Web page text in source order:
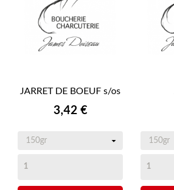
JARRET DE BOEUF s/os
Prix
3,42 €